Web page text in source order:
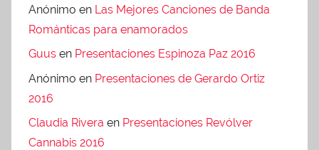
Anónimo en Las Mejores Canciones de Banda
Románticas para enamorados
Guus en Presentaciones Espinoza Paz 2016
Anónimo en Presentaciones de Gerardo Ortiz
2016
Claudia Rivera en Presentaciones Revólver
Cannabis 2016